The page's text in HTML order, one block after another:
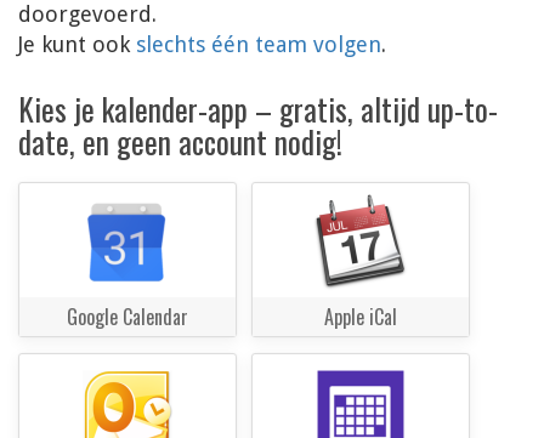
doorgevoerd.
Je kunt ook slechts één team volgen.
Kies je kalender-app – gratis, altijd up-to-
date, en geen account nodig!
Google Calendar Apple iCal